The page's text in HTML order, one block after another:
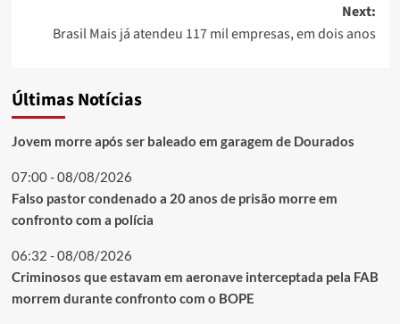
Next:
Brasil Mais já atendeu 117 mil empresas, em dois anos
Últimas Notícias
Jovem morre após ser baleado em garagem de Dourados
07:00 - 08/08/2026
Falso pastor condenado a 20 anos de prisão morre em
confronto com a polícia
06:32 - 08/08/2026
Criminosos que estavam em aeronave interceptada pela FAB
morrem durante confronto com o BOPE